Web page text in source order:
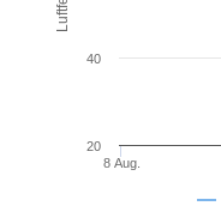
8 Aug.
20
40